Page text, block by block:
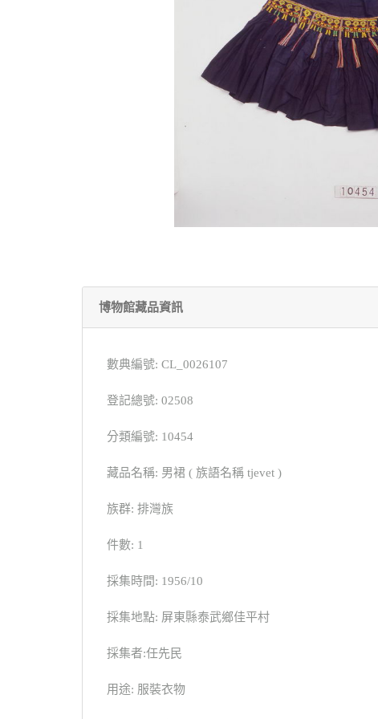
博物館藏品資訊
數典編號: CL_0026107
登記總號: 02508
分類編號: 10454
藏品名稱: 男裙 ( 族語名稱 tjevet )
族群: 排灣族
件數: 1
採集時間: 1956/10
採集地點: 屏東縣泰武鄉佳平村
採集者:任先民
用途: 服裝衣物